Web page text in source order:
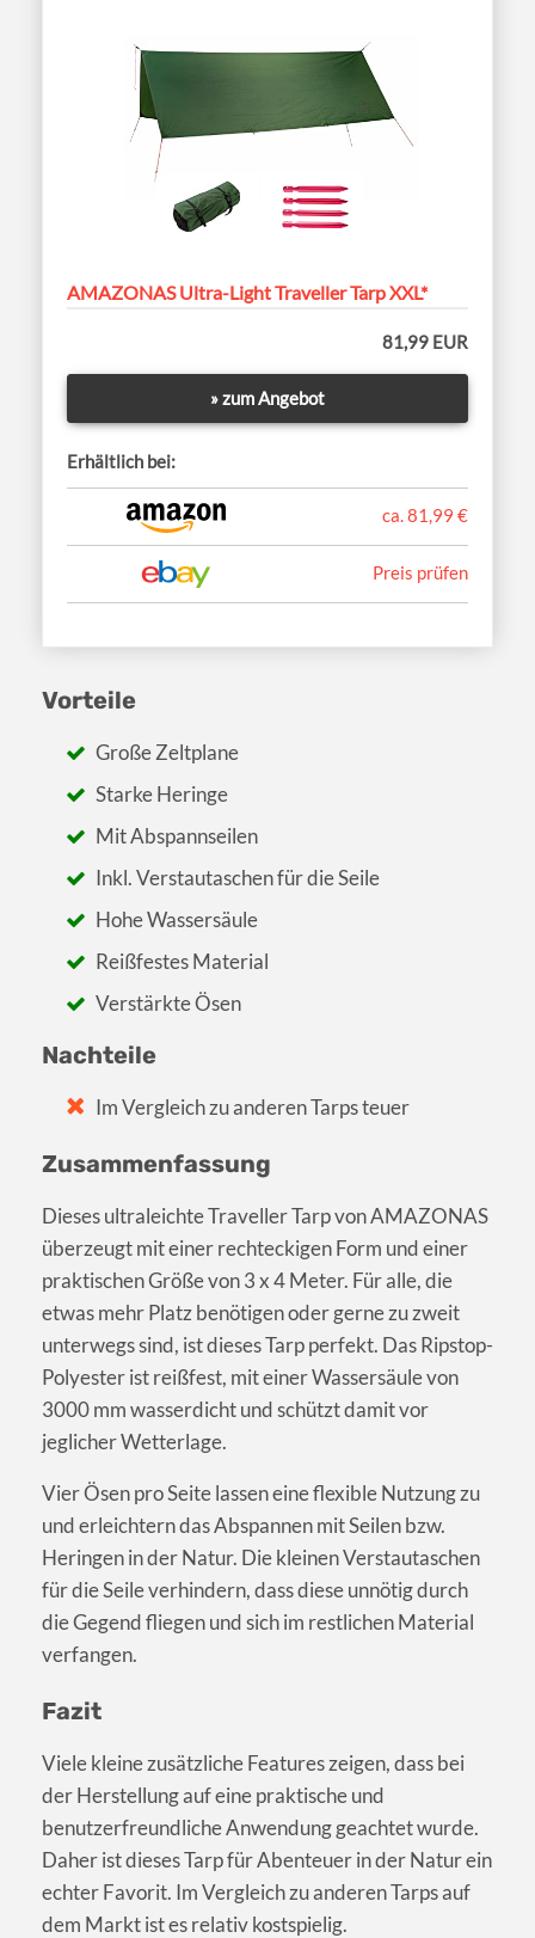
AMAZONAS Ultra-Light Traveller Tarp XXL*
81,99 EUR
» zum Angebot
Erhältlich bei:
ca. 81,99 €
Preis prüfen
Vorteile
Große Zeltplane
Starke Heringe
Mit Abspannseilen
Inkl. Verstautaschen für die Seile
Hohe Wassersäule
Reißfestes Material
Verstärkte Ösen
Nachteile
Im Vergleich zu anderen Tarps teuer
Zusammenfassung
Dieses ultraleichte Traveller Tarp von AMAZONAS
überzeugt mit einer rechteckigen Form und einer
praktischen Größe von 3 x 4 Meter. Für alle, die
etwas mehr Platz benötigen oder gerne zu zweit
unterwegs sind, ist dieses Tarp perfekt. Das Ripstop-
Polyester ist reißfest, mit einer Wassersäule von
3000 mm wasserdicht und schützt damit vor
jeglicher Wetterlage.
Vier Ösen pro Seite lassen eine flexible Nutzung zu
und erleichtern das Abspannen mit Seilen bzw.
Heringen in der Natur. Die kleinen Verstautaschen
für die Seile verhindern, dass diese unnötig durch
die Gegend fliegen und sich im restlichen Material
verfangen.
Fazit
Viele kleine zusätzliche Features zeigen, dass bei
der Herstellung auf eine praktische und
benutzerfreundliche Anwendung geachtet wurde.
Daher ist dieses Tarp für Abenteuer in der Natur ein
echter Favorit. Im Vergleich zu anderen Tarps auf
dem Markt ist es relativ kostspielig.